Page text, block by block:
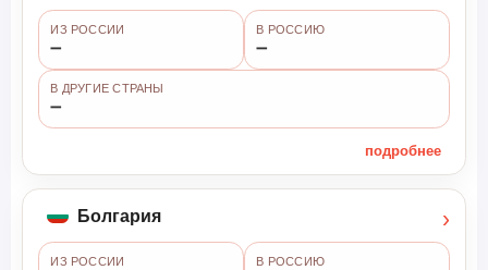
ИЗ РОССИИ
➖
В РОССИЮ
➖
В ДРУГИЕ СТРАНЫ
➖
подробнее
Болгария ›
ИЗ РОССИИ В РОССИЮ